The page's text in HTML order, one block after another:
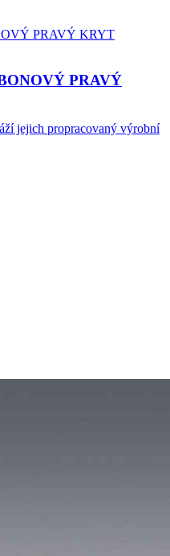
PRAVÝ
jejich propracovaný výrobní